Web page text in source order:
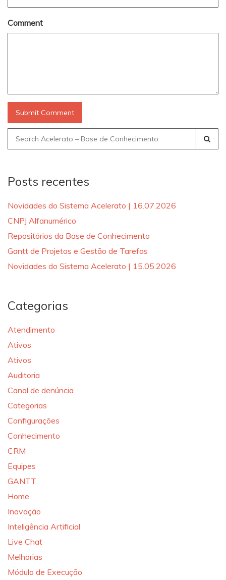
Comment
Search
for:
Posts recentes
Novidades do Sistema Acelerato | 16.07.2026
CNPJ Alfanumérico
Repositórios da Base de Conhecimento
Gantt de Projetos e Gestão de Tarefas
Novidades do Sistema Acelerato | 15.05.2026
Categorias
Atendimento
Ativos
Ativos
Auditoria
Canal de denúncia
Categorias
Configurações
Conhecimento
CRM
Equipes
GANTT
Home
Inovação
Inteligência Artificial
Live Chat
Melhorias
Módulo de Execução